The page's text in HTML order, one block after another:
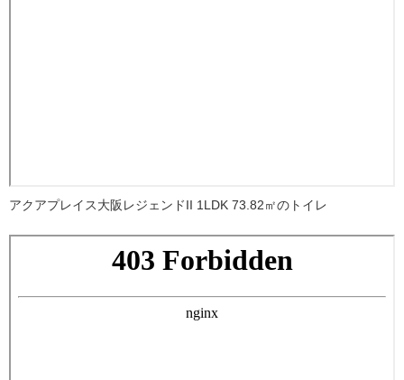
アクアプレイス大阪レジェンドII 1LDK 73.82㎡のトイレ